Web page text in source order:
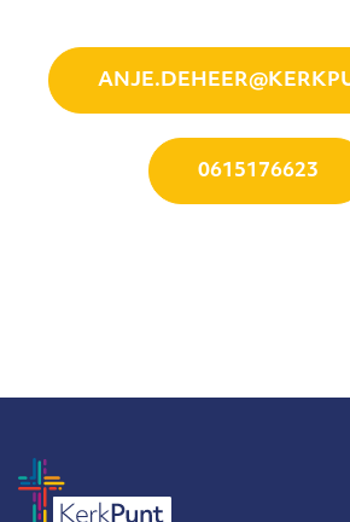
0615176623